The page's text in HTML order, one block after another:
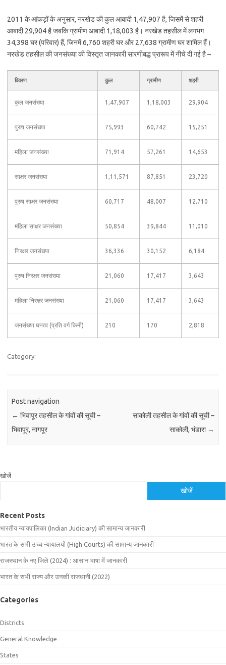
2011 के आंकड़ों के अनुसार, नरखेड की कुल आबादी 1,47,907 है, जिसमें से शहरी
आबादी 29,904 है जबकि ग्रामीण आबादी 1,18,003 है। नरखेड तहसील में लगभग
34,398 घर (परिवार) हैं, जिनमें 6,760 शहरी घर और 27,638 ग्रामीण घर शामिल हैं।
नरखेड तहसील की जनसंख्या की विस्तृत जानकारी सारणीबद्ध प्रारूप में नीचे दी गई है –
विवरण कुल ग्रामीण शहरी
कुल जनसंख्या 1,47,907 1,18,003 29,904
पुरुष जनसंख्या 75,993 60,742 15,251
महिला जनसंख्या 71,914 57,261 14,653
साक्षर जनसंख्या 1,11,571 87,851 23,720
पुरुष साक्षर जनसंख्या 60,717 48,007 12,710
महिला साक्षर जनसंख्या 50,854 39,844 11,010
निरक्षर जनसंख्या 36,336 30,152 6,184
पुरुष निरक्षर जनसंख्या 21,060 17,417 3,643
महिला निरक्षर जनसंख्या 21,060 17,417 3,643
जनसंख्या घनत्व (प्रति वर्ग किमी) 210 170 2,818
Category:
Post navigation
← भिवापूर तहसील के गांवों की सूची –
भिवापूर, नागपूर
साकोली तहसील के गांवों की सूची –
साकोली, भंडारा →
खोजें
खोजें
Recent Posts
भारतीय न्यायपालिका (Indian Judiciary) की सामान्य जानकारी
भारत के सभी उच्च न्यायालयों (High Courts) की सामान्य जानकारी
राजस्थान के नए जिले (2024) : आसान भाषा में जानकारी
भारत के सभी राज्य और उनकी राजधानी (2022)
Categories
Districts
General Knowledge
States